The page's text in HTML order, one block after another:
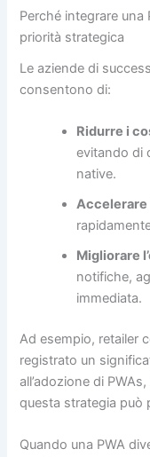
Perché integrare una
priorità strategica
Le aziende di
consentono di:
Ridurre i
evitando di
native.
Accelerare
Migliorare
notifiche,
immediata.
Ad esempio, retailer
registrato un
all’adozione di
questa strategia può
Quando una PWA